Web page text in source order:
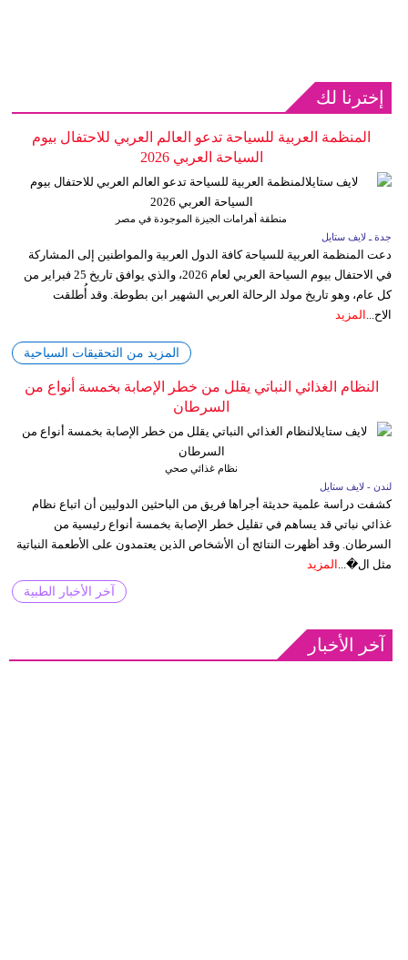
إخترنا لك
المنظمة العربية للسياحة تدعو العالم العربي للاحتفال بيوم
السياحة العربي 2026
منطقة أهرامات الجيزة الموجودة في مصر
جدة ـ لايف ستايل
دعت المنظمة العربية للسياحة كافة الدول العربية والمواطنين إلى المشاركة
في الاحتفال بيوم السياحة العربي لعام 2026، والذي يوافق تاريخ 25 فبراير من
كل عام، وهو تاريخ مولد الرحالة العربي الشهير ابن بطوطة. وقد أُطلقت
الاح... المزيد
المزيد من التحقيقات السياحية
النظام الغذائي النباتي يقلل من خطر الإصابة بخمسة أنواع من
السرطان
نظام غذائي صحي
لندن - لايف ستايل
كشفت دراسة علمية حديثة أجراها فريق من الباحثين الدوليين أن اتباع نظام
غذائي نباتي قد يساهم في تقليل خطر الإصابة بخمسة أنواع رئيسية من
السرطان. وقد أظهرت النتائج أن الأشخاص الذين يعتمدون على الأطعمة النباتية
مثل ال�... المزيد
آخر الأخبار الطبية
آخر الأخبار